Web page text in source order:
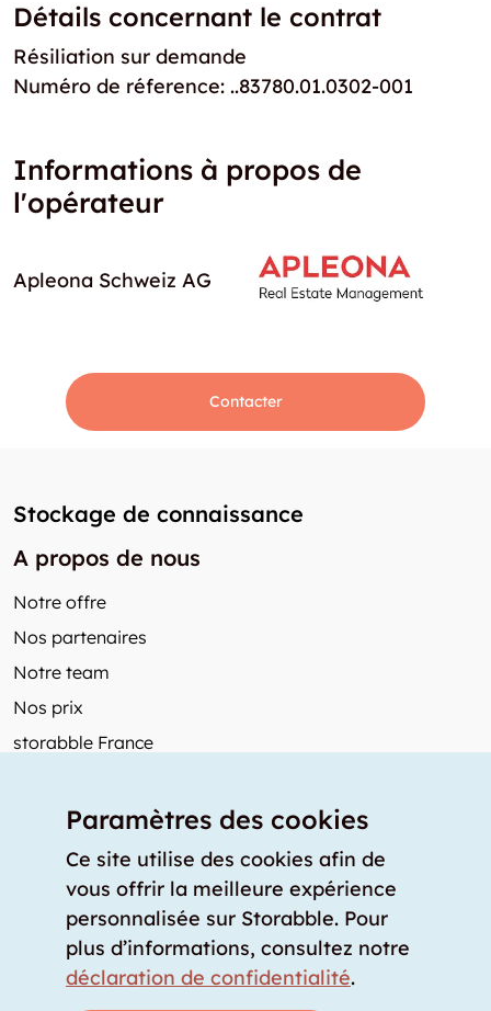
Détails concernant le contrat
Résiliation sur demande
Numéro de réference: ..83780.01.0302-001
Informations à propos de
l'opérateur
Apleona Schweiz AG
Contacter
Stockage de connaissance
A propos de nous
Notre offre
Nos partenaires
Notre team
Nos prix
storabble France
Articles de presse
Comment calculer la capacité d'un garde-meuble?
Quel est le tarif moyen d'un garde-meuble?
Pour fournisseurs de stockage
Paramètres des cookies
Ce site utilise des cookies afin de
vous offrir la meilleure expérience
personnalisée sur Storabble. Pour
plus d’informations, consultez notre
déclaration de confidentialité.